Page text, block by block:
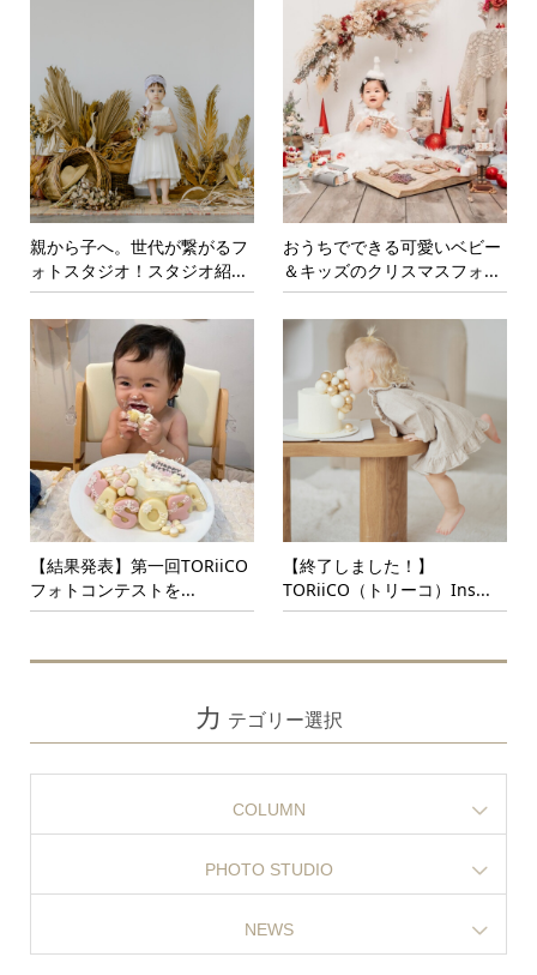
親から子へ。世代が繋がるフ
ォトスタジオ！スタジオ紹...
おうちでできる可愛いベビー
＆キッズのクリスマスフォ...
【結果発表】第一回TORiiCO
フォトコンテストを...
【終了しました！】
TORiiCO（トリーコ）Ins...
カ テゴリー選択
COLUMN
PHOTO STUDIO
NEWS